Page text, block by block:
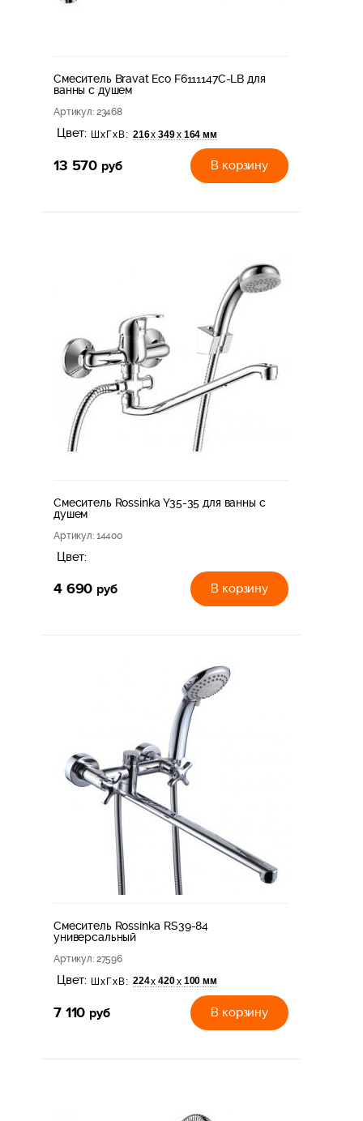
Смеситель Bravat Eco F6111147C-LB для
ванны с душем
Артикул: 23468
Цвет: ШхГхВ: 216х 349х 164 мм
13 570 руб В корзину
Смеситель Rossinka Y35-35 для ванны с
душем
Артикул: 14400
Цвет:
4 690 руб В корзину
Смеситель Rossinka RS39-84
универсальный
Артикул: 27596
Цвет: ШхГхВ: 224х 420х 100 мм
7 110 руб В корзину